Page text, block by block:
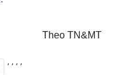
Theo TN&MT
, , , ,